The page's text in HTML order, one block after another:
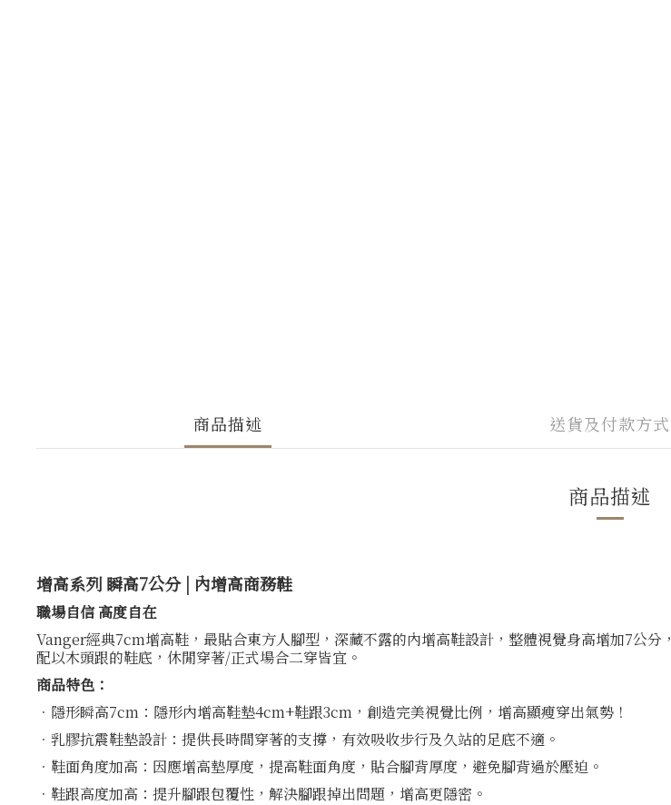
商品描述 送貨及付款方式
商品描述
增高系列 瞬高7公分 | 內增高商務鞋
職場自信 高度自在
Vanger經典7cm增高鞋，最貼合東方人腳型，深藏不露的內增高鞋設計，整體視覺身高增加7公
配以木頭跟的鞋底，休閒穿著/正式場合二穿皆宜。
商品特色：
．隱形瞬高7cm：隱形內增高鞋墊4cm+鞋跟3cm，創造完美視覺比例，增高顯瘦穿出氣勢！
．乳膠抗震鞋墊設計：提供長時間穿著的支撐，有效吸收步行及久站的足底不適。
．鞋面角度加高：因應增高墊厚度，提高鞋面角度，貼合腳背厚度，避免腳背過於壓迫。
．鞋跟高度加高：提升腳跟包覆性，解決腳跟掉出問題，增高更隱密。